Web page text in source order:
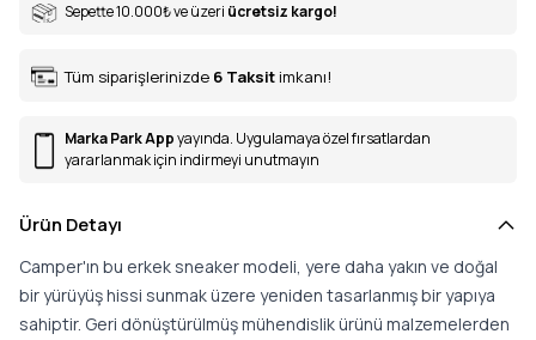
Sepette 10.000₺ve üzeri ücretsiz kargo!
Tüm siparişlerinizde 6 Taksit imkanı!
Marka Park Appyayında. Uygulamaya özel fırsatlardan
yararlanmak için indirmeyi unutmayın
Ürün Detayı
Camper'ın bu erkek sneaker modeli, yere daha yakın ve doğal
bir yürüyüş hissi sunmak üzere yeniden tasarlanmış bir yapıya
sahiptir. Geri dönüştürülmüş mühendislik ürünü malzemelerden